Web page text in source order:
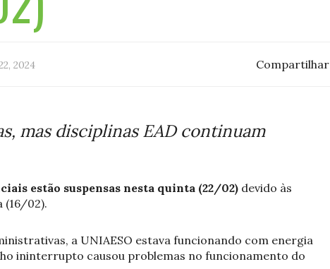
2024 Compartilhar
mas disciplinas EAD continuam
estão suspensas nesta quinta (22/02) devido às
(16/02).
a UNIAESO estava funcionando com energia
ininterrupto causou problemas no funcionamento do